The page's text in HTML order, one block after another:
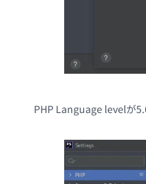
PHP Language levelが